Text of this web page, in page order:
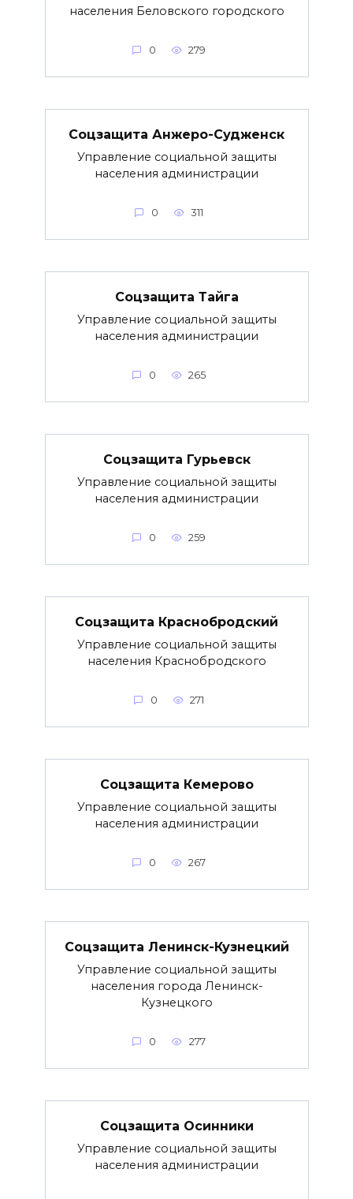
населения Беловского городского
0 279
Соцзащита Анжеро-Судженск
Управление социальной защиты
населения администрации
0 311
Соцзащита Тайга
Управление социальной защиты
населения администрации
0 265
Соцзащита Гурьевск
Управление социальной защиты
населения администрации
0 259
Соцзащита Краснобродский
Управление социальной защиты
населения Краснобродского
0 271
Соцзащита Кемерово
Управление социальной защиты
населения администрации
0 267
Соцзащита Ленинск-Кузнецкий
Управление социальной защиты
населения города Ленинск-
Кузнецкого
0 277
Соцзащита Осинники
Управление социальной защиты
населения администрации